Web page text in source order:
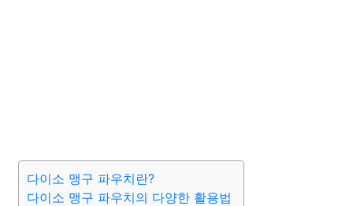
다이소 맹구 파우치란?
다이소 맹구 파우치의 다양한 활용법